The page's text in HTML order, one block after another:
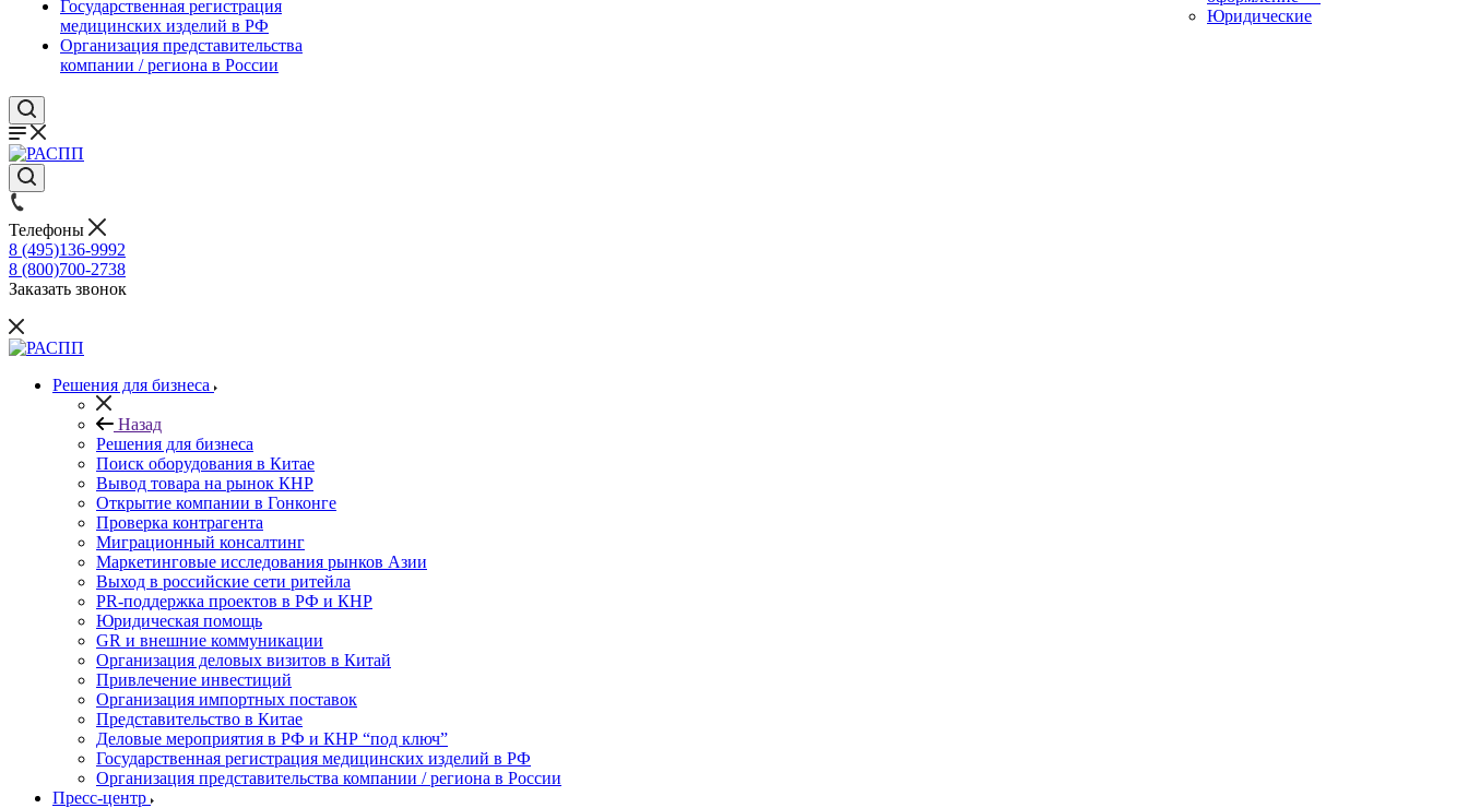
Государственная регистрация
медицинских изделий в РФ
Организация представительства
компании / региона в России
Юридические
Телефоны
8 (495)136-9992
8 (800)700-2738
Заказать звонок
Решения для бизнеса
Назад
Решения для бизнеса
Поиск оборудования в Китае
Вывод товара на рынок КНР
Открытие компании в Гонконге
Проверка контрагента
Миграционный консалтинг
Маркетинговые исследования рынков Азии
Выход в российские сети ритейла
PR-поддержка проектов в РФ и КНР
Юридическая помощь
GR и внешние коммуникации
Организация деловых визитов в Китай
Привлечение инвестиций
Организация импортных поставок
Представительство в Китае
Деловые мероприятия в РФ и КНР “под ключ”
Государственная регистрация медицинских изделий в РФ
Организация представительства компании / региона в России
Пресс-центр